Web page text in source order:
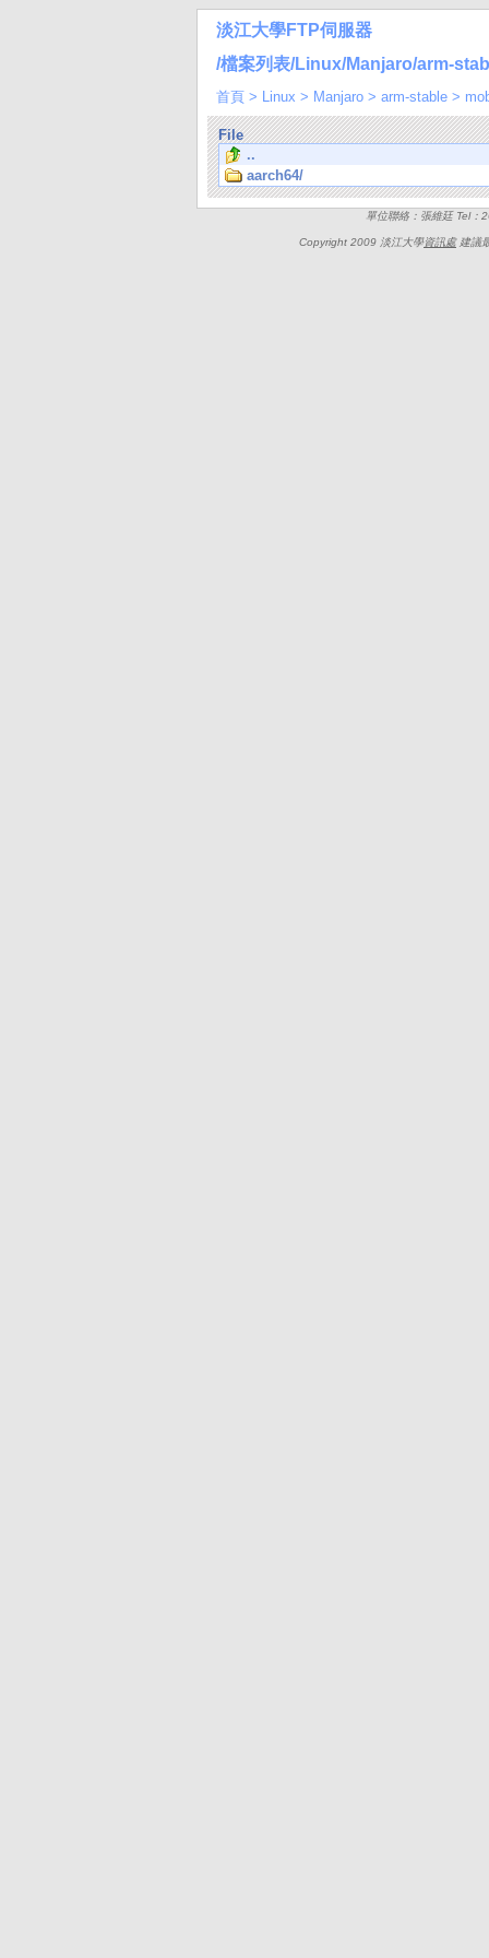
淡江大學FTP伺服器
/檔案列表/Linux/Manjaro/arm-
首頁 > Linux > Manjaro > arm-stable >
File
..
aarch64/
單位聯絡：張維廷 Tel
Copyright 2009 淡江大學資訊處建議